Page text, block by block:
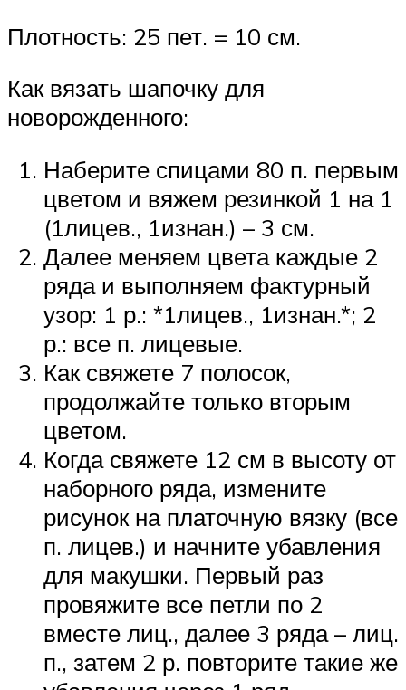
Плотность: 25 пет. = 10 см.
Как вязать шапочку для
новорожденного:
Наберите спицами 80 п. первым
цветом и вяжем резинкой 1 на 1
(1лицев., 1изнан.) – 3 см.
Далее меняем цвета каждые 2
ряда и выполняем фактурный
узор: 1 р.: *1лицев., 1изнан.*; 2
р.: все п. лицевые.
Как свяжете 7 полосок,
продолжайте только вторым
цветом.
Когда свяжете 12 см в высоту от
наборного ряда, измените
рисунок на платочную вязку (все
п. лицев.) и начните убавления
для макушки. Первый раз
провяжите все петли по 2
вместе лиц., далее 3 ряда – лиц.
п., затем 2 р. повторите такие же